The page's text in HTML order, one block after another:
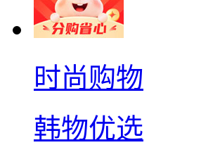
时尚购物
韩物优选